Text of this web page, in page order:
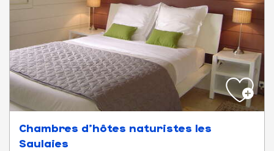
Chambres d'hôtes naturistes les
Saulaies